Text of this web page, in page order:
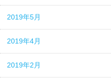
2019年5月
2019年4月
2019年2月